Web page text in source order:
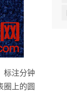
标注分钟
圈上的圆